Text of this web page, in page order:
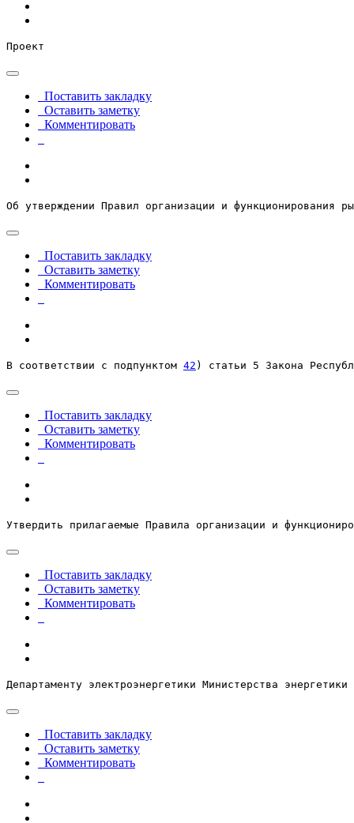
Проект
Поставить закладку
Оставить заметку
Комментировать
Об утверждении Правил организации и функционирования
Поставить закладку
Оставить заметку
Комментировать
В соответствии с подпунктом 42 ) статьи 5 Закона
Поставить закладку
Оставить заметку
Комментировать
Утвердить прилагаемые Правила организации и
Поставить закладку
Оставить заметку
Комментировать
Департаменту электроэнергетики Министерства
Поставить закладку
Оставить заметку
Комментировать